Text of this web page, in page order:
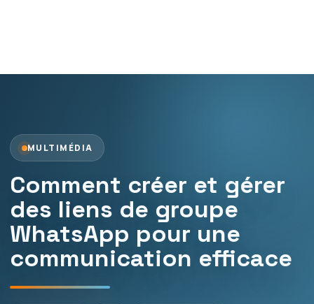
MULTIMÉDIA
Comment créer et gérer
des liens de groupe
WhatsApp pour une
communication efficace